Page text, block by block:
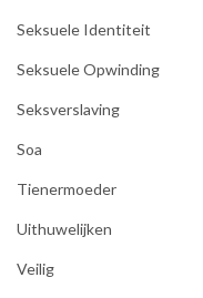
Seksuele Identiteit
Seksuele Opwinding
Seksverslaving
Soa
Tienermoeder
Uithuwelijken
Veilig